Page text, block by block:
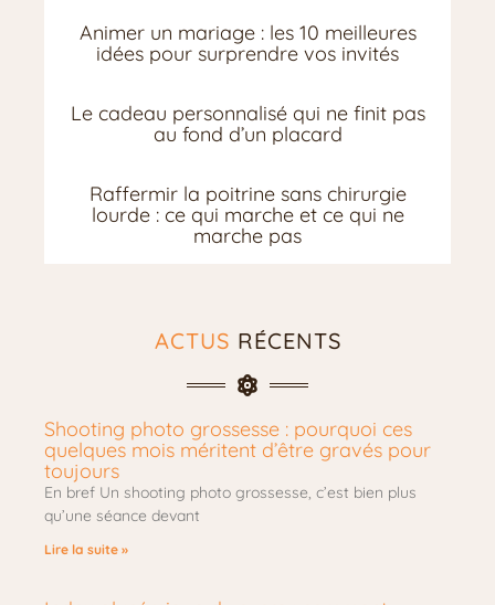
Animer un mariage : les 10 meilleures
idées pour surprendre vos invités
Le cadeau personnalisé qui ne finit pas
au fond d’un placard
Raffermir la poitrine sans chirurgie
lourde : ce qui marche et ce qui ne
marche pas
ACTUS RÉCENTS
Shooting photo grossesse : pourquoi ces
quelques mois méritent d’être gravés pour
toujours
En bref Un shooting photo grossesse, c’est bien plus
qu’une séance devant
Lire la suite »